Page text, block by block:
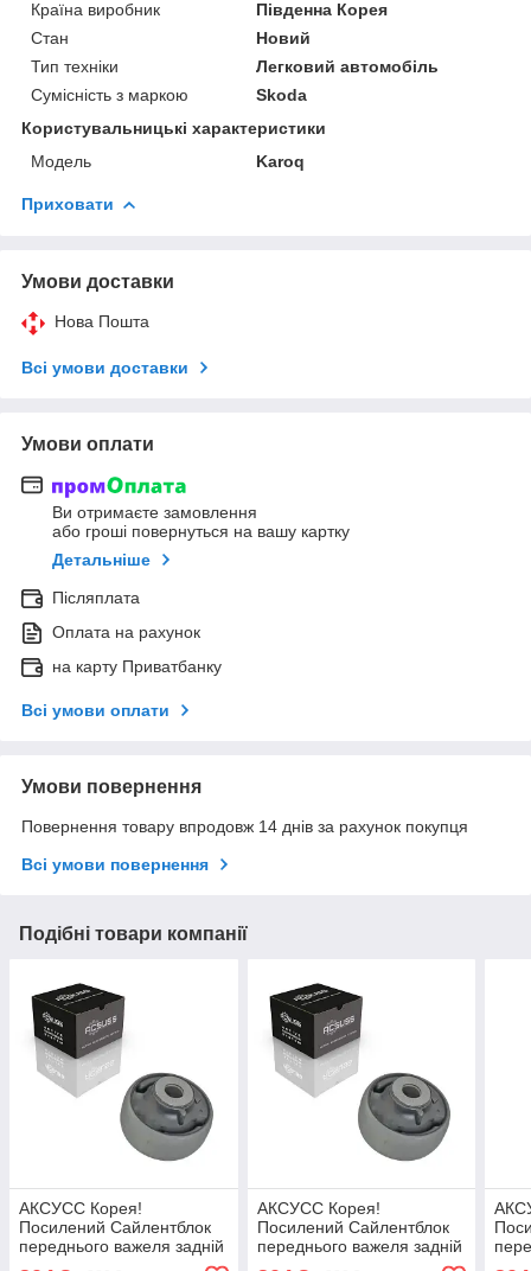
Країна виробник
Південна Корея
Стан
Новий
Тип техніки
Легковий автомобіль
Сумісність з маркою
Skoda
Користувальницькі характеристики
Мoдель
Karoq
Приховати
Умови доставки
Нова Пошта
Всі умови доставки
Умови оплати
Ви отримаєте замовлення
або гроші повернуться на вашу картку
Детальніше
Післяплата
Оплата на рахунок
на карту Приватбанку
Всі умови оплати
Умови повернення
Повернення товару впродовж 14 днів за рахунок покупця
Всі умови повернення
Подібні товари компанії
АКСУСС Корея!
Посилений Сайлентблок
переднього важеля задній
VW Arteon (2017-). Нижній.
АКСУСС Корея!
Посилений Сайлентблок
переднього важеля задній